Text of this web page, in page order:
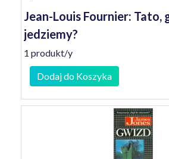
Jean-Louis Fournier: Tato,
jedziemy?
1 produkt/y
Dodaj do Koszyka